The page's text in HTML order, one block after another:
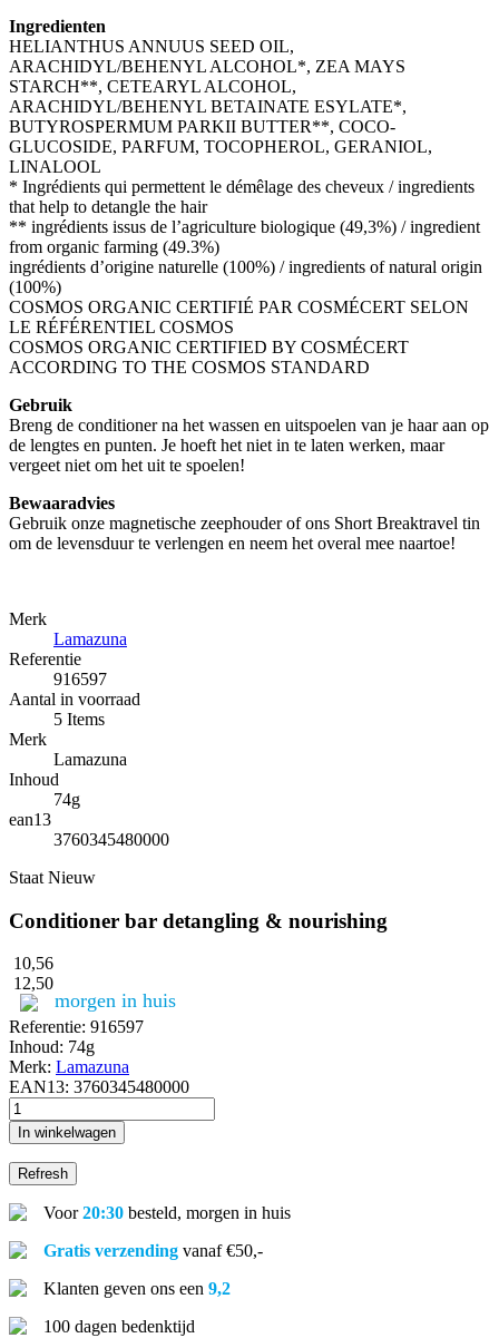
Ingredienten
HELIANTHUS ANNUUS SEED OIL,
ARACHIDYL/BEHENYL ALCOHOL*, ZEA MAYS
STARCH**, CETEARYL ALCOHOL,
ARACHIDYL/BEHENYL BETAINATE ESYLATE*,
BUTYROSPERMUM PARKII BUTTER**, COCO-
GLUCOSIDE, PARFUM, TOCOPHEROL, GERANIOL,
LINALOOL
* Ingrédients qui permettent le démêlage des cheveux / ingredients
that help to detangle the hair
** ingrédients issus de l’agriculture biologique (49,3%) / ingredient
from organic farming (49.3%)
ingrédients d’origine naturelle (100%) / ingredients of natural origin
(100%)
COSMOS ORGANIC CERTIFIÉ PAR COSMÉCERT SELON
LE RÉFÉRENTIEL COSMOS
COSMOS ORGANIC CERTIFIED BY COSMÉCERT
ACCORDING TO THE COSMOS STANDARD
Gebruik
Breng de conditioner na het wassen en uitspoelen van je haar aan op
de lengtes en punten. Je hoeft het niet in te laten werken, maar
vergeet niet om het uit te spoelen!
Bewaaradvies
Gebruik onze magnetische zeephouder of ons Short Breaktravel tin
om de levensduur te verlengen en neem het overal mee naartoe!
Merk
Lamazuna
Referentie
916597
Aantal in voorraad
5 Items
Merk
Lamazuna
Inhoud
74g
ean13
3760345480000
Staat Nieuw
Conditioner bar detangling & nourishing
10,56
12,50
morgen in huis
Referentie: 916597
Inhoud: 74g
Merk: Lamazuna
EAN13: 3760345480000
In winkelwagen
Voor20:30 besteld, morgen in huis
Gratis verzending vanaf €50,-
Klanten geven ons een 9,2
100 dagen bedenktijd